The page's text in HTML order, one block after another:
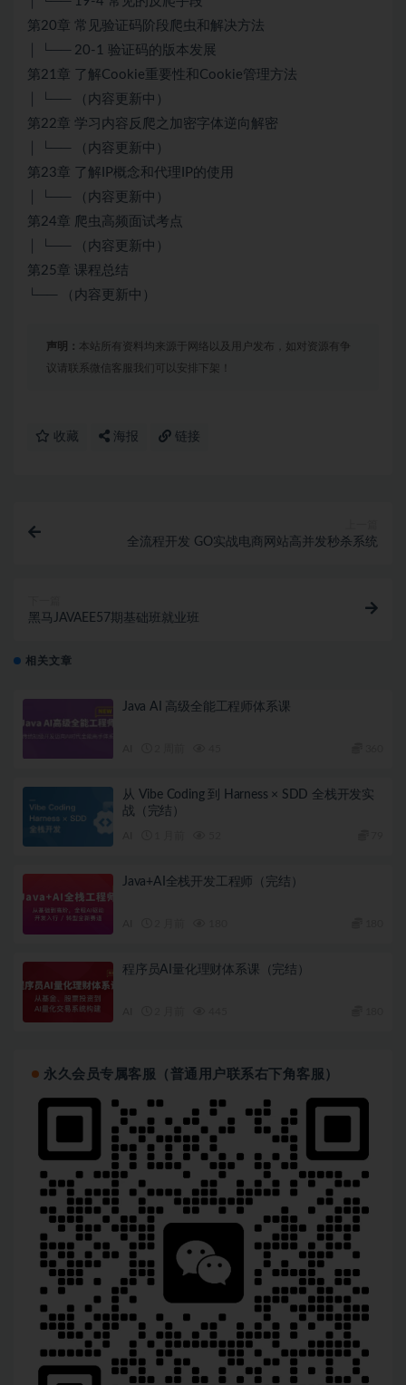
第20章 常见验证码阶段爬虫和解决方法
│ └── 20-1 验证码的版本发展
第21章 了解Cookie重要性和Cookie管理方法
│ └── （内容更新中）
第22章 学习内容反爬之加密字体逆向解密
│ └── （内容更新中）
第23章 了解IP概念和代理IP的使用
│ └── （内容更新中）
第24章 爬虫高频面试考点
│ └── （内容更新中）
第25章 课程总结
└── （内容更新中）
声明： 本站所有资料均来源于网络以及用户发布，如对资源有争
议请联系微信客服我们可以安排下架！
收藏 海报 链接
全流程开发 GO实战电商网站高并发秒杀系统
黑马JAVAEE57期基础班就业班
相关文章
Java AI 高级全能工程师体系课
从 Vibe Coding 到 Harness × SDD 全栈开发实
战（完结）
Java+AI全栈开发工程师（完结）
程序员AI量化理财体系课（完结）
永久会员专属客服（普通用户联系右下角客服）